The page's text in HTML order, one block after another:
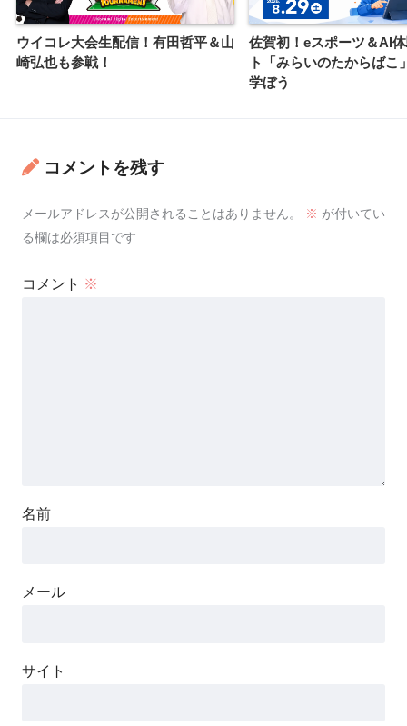
ウイコレ大会生配信！有田哲平＆山
崎弘也も参戦！
佐賀初！eスポーツ＆AI
ト「みらいのたからばこ
学ぼう
コメントを残す
メールアドレスが公開されることはありません。 ※ が付いてい
る欄は必須項目です
コメント ※
名前
メール
サイト